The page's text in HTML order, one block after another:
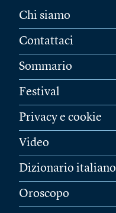
Chi siamo
Contattaci
Sommario
Festival
Privacy e cookie
Video
Dizionario italiano
Oroscopo